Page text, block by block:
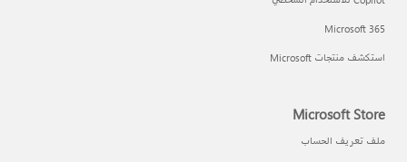
Microsoft 365
استكشف منتجات Microsoft
Microsoft Store
ملف تعريف الحساب